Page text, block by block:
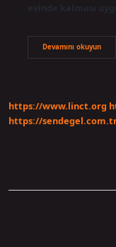
evinde kalması
Devamını okuyunLeyla
Ile
https://www.linct.org
https://